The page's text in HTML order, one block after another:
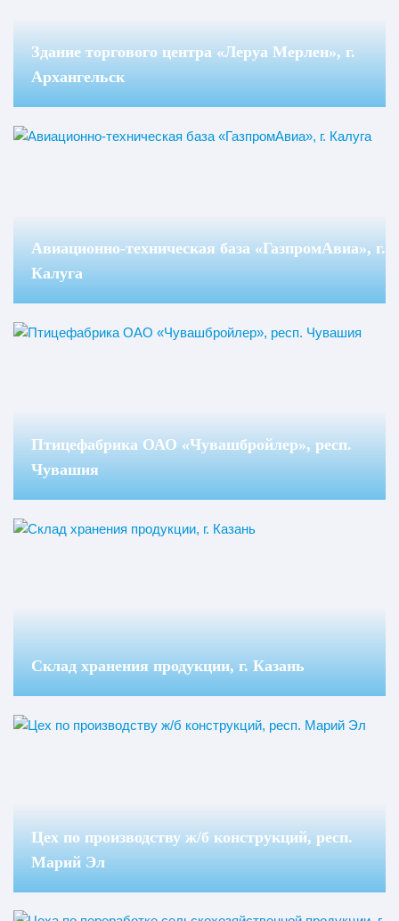
Здание торгового центра «Леруа Мерлен», г.
Архангельск
Авиационно-техническая база «ГазпромАвиа», г.
Калуга
Птицефабрика ОАО «Чувашбройлер», респ.
Чувашия
Склад хранения продукции, г. Казань
Цех по производству ж/б конструкций, респ.
Марий Эл